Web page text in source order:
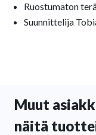
Ruostumaton
Suunnittelija
Muut
näitä